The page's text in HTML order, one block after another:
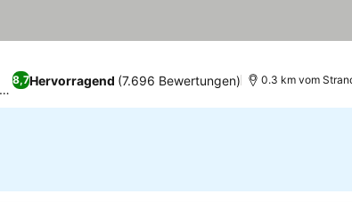
8,7Hervorragend (7.696 Bewertungen) 0.3 km vom